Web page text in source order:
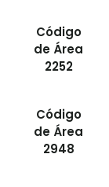
Código
de Área
2252
Código
de Área
2948